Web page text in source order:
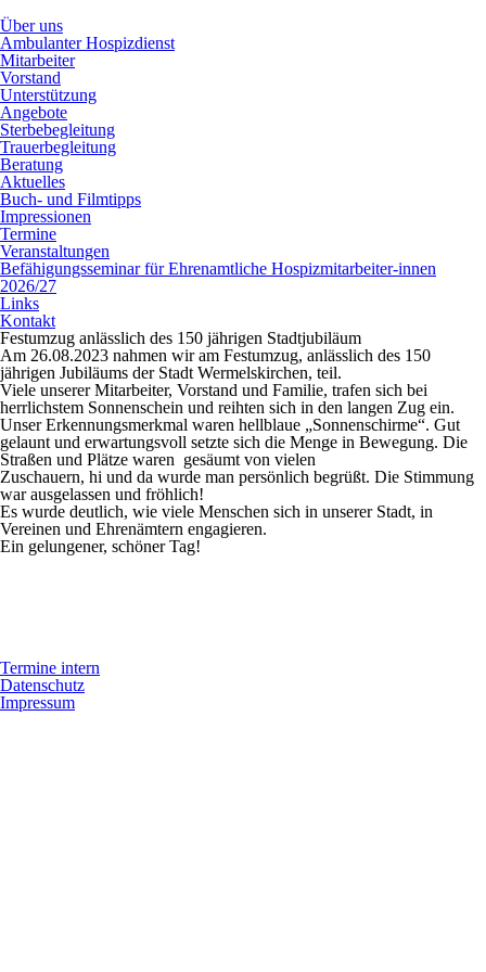
Über uns
Ambulanter Hospizdienst
Mitarbeiter
Vorstand
Unterstützung
Angebote
Sterbebegleitung
Trauerbegleitung
Beratung
Aktuelles
Buch- und Filmtipps
Impressionen
Termine
Veranstaltungen
Befähigungsseminar für Ehrenamtliche Hospizmitarbeiter-innen
2026/27
Links
Kontakt
Festumzug anlässlich des 150 jährigen Stadtjubiläum
Am 26.08.2023 nahmen wir am Festumzug, anlässlich des 150
jährigen Jubiläums der Stadt Wermelskirchen, teil.
Viele unserer Mitarbeiter, Vorstand und Familie, trafen sich bei
herrlichstem Sonnenschein und reihten sich in den langen Zug ein.
Unser Erkennungsmerkmal waren hellblaue „Sonnenschirme“. Gut
gelaunt und erwartungsvoll setzte sich die Menge in Bewegung. Die
Straßen und Plätze waren gesäumt von vielen
Zuschauern, hi und da wurde man persönlich begrüßt. Die Stimmung
war ausgelassen und fröhlich!
Es wurde deutlich, wie viele Menschen sich in unserer Stadt, in
Vereinen und Ehrenämtern engagieren.
Ein gelungener, schöner Tag!
Termine intern
Datenschutz
Impressum